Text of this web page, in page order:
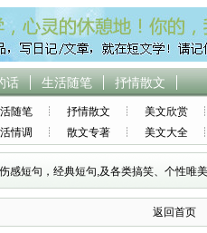
话 生活随笔 抒情散文
随笔 抒情散文 美文欣赏
情调 散文专著 美文大全
感短句，经典短句,及各类搞笑、个性唯
返回首页